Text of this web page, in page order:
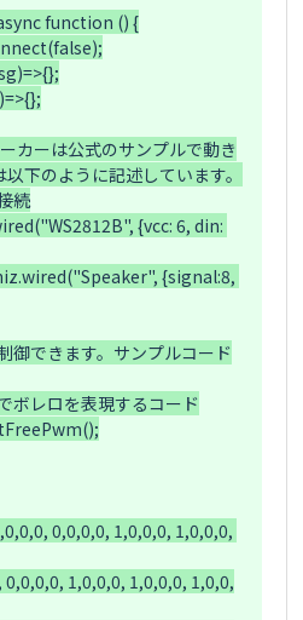
function () {
カーは公式のサンプルで動き
下のように記述しています。
続
{vcc: 6, din:
{signal:8,
御できます。サンプルコード
レロを表現するコード
0,0,0,0, 1,0,0,0, 1,0,0,0,